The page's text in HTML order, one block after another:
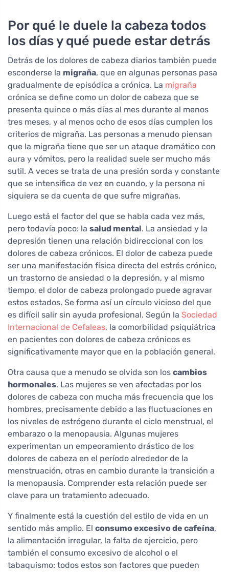
Por qué le duele la cabeza todos
los días y qué puede estar detrás
Detrás de los dolores de cabeza diarios también puede
esconderse la migraña, que en algunas personas pasa
gradualmente de episódica a crónica. La migraña
crónica se define como un dolor de cabeza que se
presenta quince o más días al mes durante al menos
tres meses, y al menos ocho de esos días cumplen los
criterios de migraña. Las personas a menudo piensan
que la migraña tiene que ser un ataque dramático con
aura y vómitos, pero la realidad suele ser mucho más
sutil. A veces se trata de una presión sorda y constante
que se intensifica de vez en cuando, y la persona ni
siquiera se da cuenta de que sufre migrañas.
Luego está el factor del que se habla cada vez más,
pero todavía poco: la salud mental. La ansiedad y la
depresión tienen una relación bidireccional con los
dolores de cabeza crónicos. El dolor de cabeza puede
ser una manifestación física directa del estrés crónico,
un trastorno de ansiedad o la depresión, y al mismo
tiempo, el dolor de cabeza prolongado puede agravar
estos estados. Se forma así un círculo vicioso del que
es difícil salir sin ayuda profesional. Según la Sociedad
Internacional de Cefaleas, la comorbilidad psiquiátrica
en pacientes con dolores de cabeza crónicos es
significativamente mayor que en la población general.
Otra causa que a menudo se olvida son los cambios
hormonales. Las mujeres se ven afectadas por los
dolores de cabeza con mucha más frecuencia que los
hombres, precisamente debido a las fluctuaciones en
los niveles de estrógeno durante el ciclo menstrual, el
embarazo o la menopausia. Algunas mujeres
experimentan un empeoramiento drástico de los
dolores de cabeza en el período alrededor de la
menstruación, otras en cambio durante la transición a
la menopausia. Comprender esta relación puede ser
clave para un tratamiento adecuado.
Y finalmente está la cuestión del estilo de vida en un
sentido más amplio. El consumo excesivo de cafeína,
la alimentación irregular, la falta de ejercicio, pero
también el consumo excesivo de alcohol o el
tabaquismo: todos estos son factores que pueden